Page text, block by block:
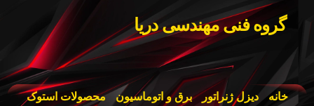
گروه فنی مهندسی دریا
خانه دیزل ژنراتور برق و اتوماسیون محصولات استوک